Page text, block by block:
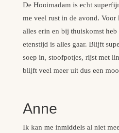
De Hooimadam is echt
me veel rust in de avond.
alles erin en bij thuiskomst
etenstijd is alles gaar. Blijft
soep in, stoofpotjes, rijst met
blijft veel meer uit dus een
Anne
Ik kan me inmiddels al niet